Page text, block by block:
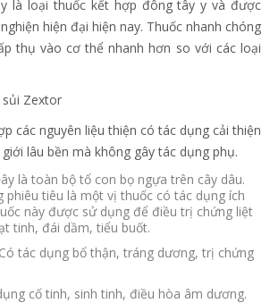
là loại thuốc kết hợp đông tây y và được
hiện đại hiện nay. Thuốc nhanh chóng
thụ vào cơ thể nhanh hơn so với các loại
sủi Zextor
các nguyên liệu thiện có tác dụng cải thiện
lâu bền mà không gây tác dụng phụ.
là toàn bộ tổ con bọ ngựa trên cây dâu.
phiêu tiêu là một vị thuốc có tác dụng ích
này được sử dụng để điều trị chứng liệt
tinh, đái dầm, tiểu buốt.
tác dụng bổ thận, tráng dương, trị chứng
cố tinh, sinh tinh, điều hòa âm dương.